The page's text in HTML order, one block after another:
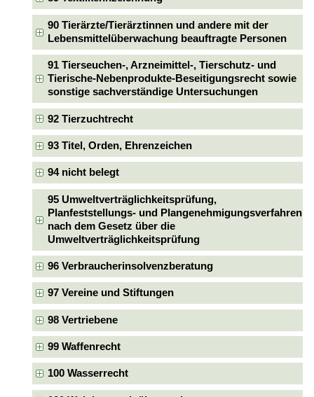
90 Tierärzte/Tierärztinnen und andere mit der
Lebensmittelüberwachung beauftragte Personen
91 Tierseuchen-, Arzneimittel-, Tierschutz- und
Tierische-Nebenprodukte-Beseitigungsrecht sowie
sonstige sachverständige Untersuchungen
92 Tierzuchtrecht
93 Titel, Orden, Ehrenzeichen
94 nicht belegt
95 Umweltverträglichkeitsprüfung,
Planfeststellungs- und Plangenehmigungsverfahren
nach dem Gesetz über die
Umweltverträglichkeitsprüfung
96 Verbraucherinsolvenzberatung
97 Vereine und Stiftungen
98 Vertriebene
99 Waffenrecht
100 Wasserrecht